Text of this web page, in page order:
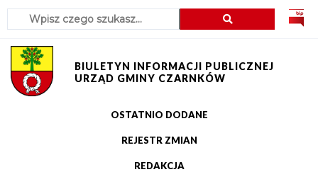
Przejdź
menu
Przejdź
treści
Przejdź
wyszukiwania
Przejdź
stopki
Szukaj
BIULETYN INFORMACJI PUBLICZNEJ
URZĄD GMINY CZARNKÓW
OSTATNIO DODANE
REJESTR ZMIAN
REDAKCJA